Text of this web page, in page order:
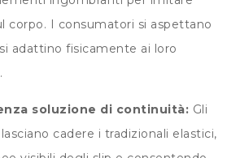
corpo. I consumatori si aspettano
adattino fisicamente ai loro
soluzione di continuità: Gli
cadere i tradizionali elastici,